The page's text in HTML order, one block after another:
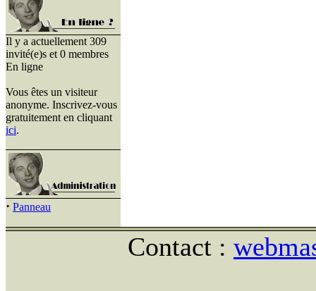
Il y a actuellement 309
invité(e)s et 0 membres
En ligne
Vous êtes un visiteur
anonyme. Inscrivez-vous
gratuitement en cliquant
ici.
· Panneau
Contact :